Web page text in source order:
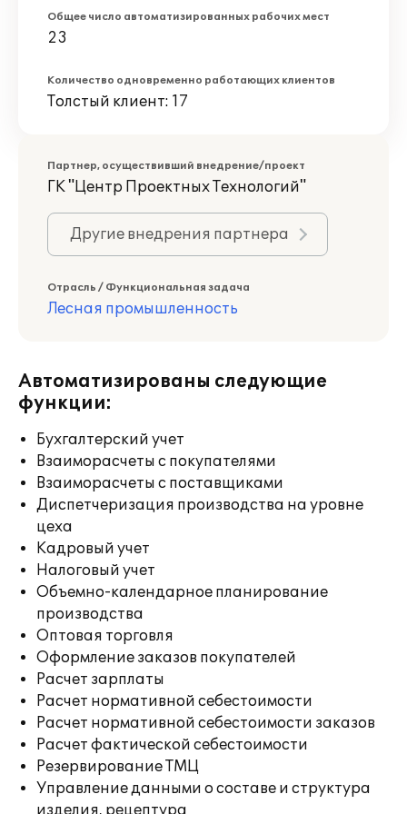
Общее число автоматизированных рабочих мест
23
Количество одновременно работающих клиентов
Толстый клиент: 17
Партнер, осуществивший внедрение/проект
ГК "Центр Проектных Технологий"
Другие внедрения партнера
Отрасль / Функциональная задача
Лесная промышленность
Автоматизированы следующие
функции:
Бухгалтерский учет
Взаиморасчеты с покупателями
Взаиморасчеты с поставщиками
Диспетчеризация производства на уровне
цеха
Кадровый учет
Налоговый учет
Объемно-календарное планирование
производства
Оптовая торговля
Оформление заказов покупателей
Расчет зарплаты
Расчет нормативной себестоимости
Расчет нормативной себестоимости заказов
Расчет фактической себестоимости
Резервирование ТМЦ
Управление данными о составе и структура
изделия, рецептура